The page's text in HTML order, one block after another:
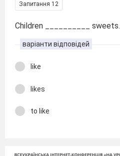
Запитання 12
Children __________ sweets.
варіанти відповідей
like
likes
to like